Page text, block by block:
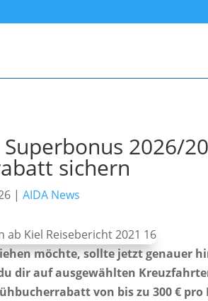
2026/
sichern
|AIDA News
möchte, sollte jetzt genauer
dir auf ausgewählten
von bis zu 300 € pro